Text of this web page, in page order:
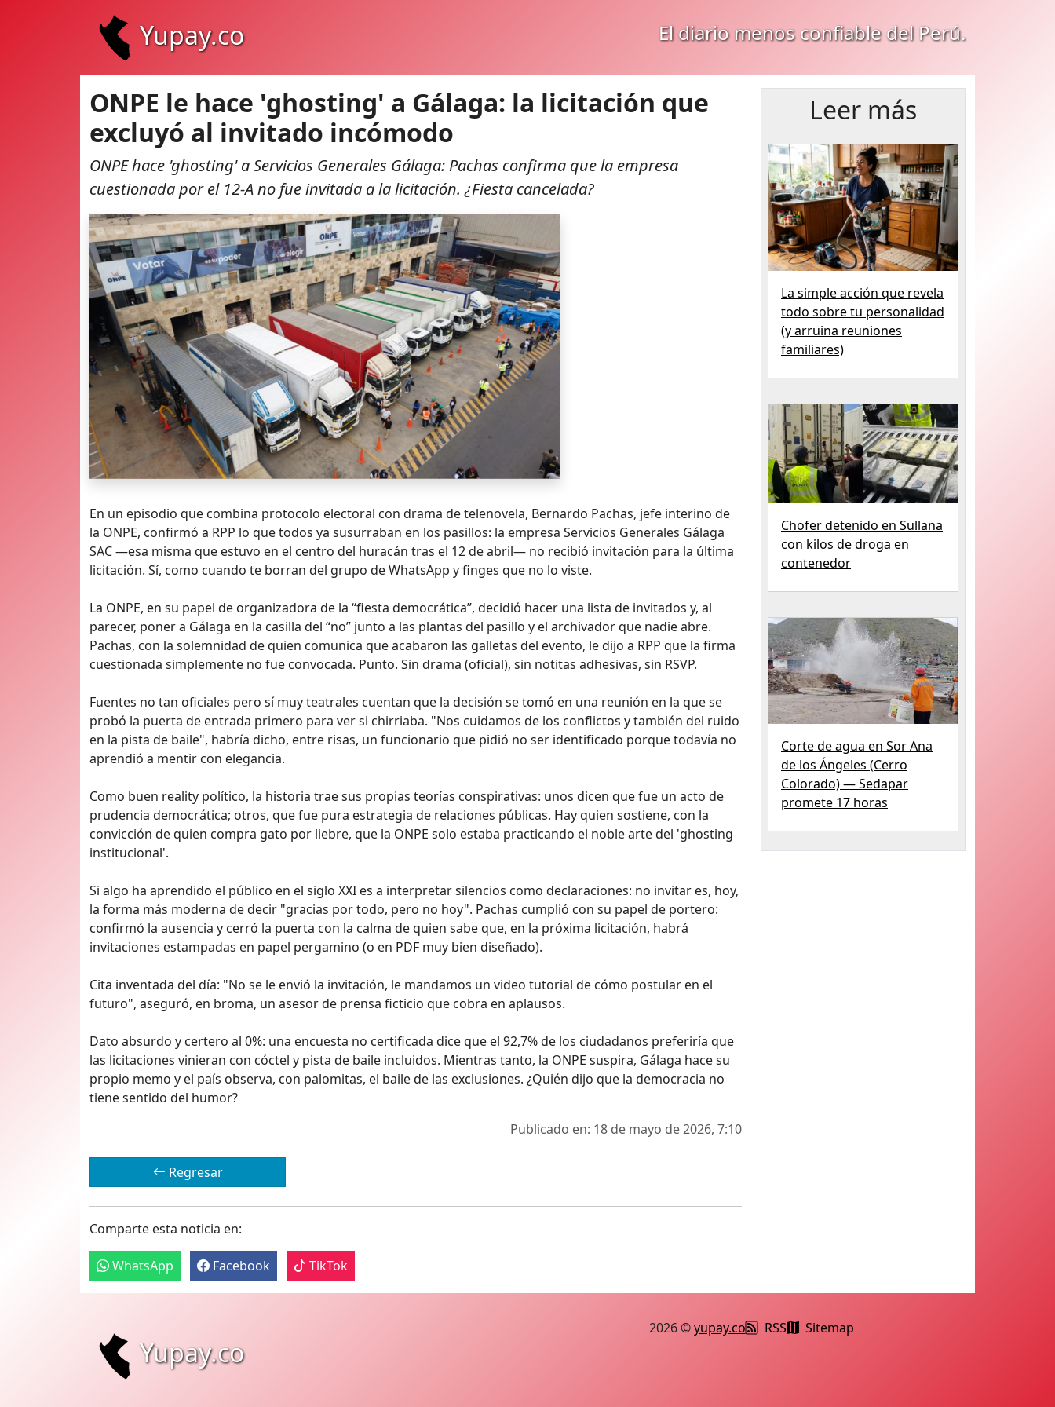
Yupay.co El diario menos confiable del Perú.
ONPE le hace 'ghosting' a Gálaga: la licitación que
excluyó al invitado incómodo
ONPE hace 'ghosting' a Servicios Generales Gálaga: Pachas confirma que la empresa
cuestionada por el 12-A no fue invitada a la licitación. ¿Fiesta cancelada?
En un episodio que combina protocolo electoral con drama de telenovela, Bernardo Pachas, jefe interino de
la ONPE, confirmó a RPP lo que todos ya susurraban en los pasillos: la empresa Servicios Generales Gálaga
SAC —esa misma que estuvo en el centro del huracán tras el 12 de abril— no recibió invitación para la última
licitación. Sí, como cuando te borran del grupo de WhatsApp y finges que no lo viste.
La ONPE, en su papel de organizadora de la “fiesta democrática”, decidió hacer una lista de invitados y, al
parecer, poner a Gálaga en la casilla del “no” junto a las plantas del pasillo y el archivador que nadie abre.
Pachas, con la solemnidad de quien comunica que acabaron las galletas del evento, le dijo a RPP que la firma
cuestionada simplemente no fue convocada. Punto. Sin drama (oficial), sin notitas adhesivas, sin RSVP.
Fuentes no tan oficiales pero sí muy teatrales cuentan que la decisión se tomó en una reunión en la que se
probó la puerta de entrada primero para ver si chirriaba. "Nos cuidamos de los conflictos y también del ruido
en la pista de baile", habría dicho, entre risas, un funcionario que pidió no ser identificado porque todavía no
aprendió a mentir con elegancia.
Como buen reality político, la historia trae sus propias teorías conspirativas: unos dicen que fue un acto de
prudencia democrática; otros, que fue pura estrategia de relaciones públicas. Hay quien sostiene, con la
convicción de quien compra gato por liebre, que la ONPE solo estaba practicando el noble arte del 'ghosting
institucional'.
Si algo ha aprendido el público en el siglo XXI es a interpretar silencios como declaraciones: no invitar es, hoy,
la forma más moderna de decir "gracias por todo, pero no hoy". Pachas cumplió con su papel de portero:
confirmó la ausencia y cerró la puerta con la calma de quien sabe que, en la próxima licitación, habrá
invitaciones estampadas en papel pergamino (o en PDF muy bien diseñado).
Cita inventada del día: "No se le envió la invitación, le mandamos un video tutorial de cómo postular en el
futuro", aseguró, en broma, un asesor de prensa ficticio que cobra en aplausos.
Dato absurdo y certero al 0%: una encuesta no certificada dice que el 92,7% de los ciudadanos preferiría que
las licitaciones vinieran con cóctel y pista de baile incluidos. Mientras tanto, la ONPE suspira, Gálaga hace su
propio memo y el país observa, con palomitas, el baile de las exclusiones. ¿Quién dijo que la democracia no
tiene sentido del humor?
Publicado en: 18 de mayo de 2026, 7:10
Regresar
Comparte esta noticia en:
WhatsApp Facebook TikTok
Leer más
La simple acción que revela
todo sobre tu personalidad
(y arruina reuniones
familiares)
Chofer detenido en Sullana
con kilos de droga en
contenedor
Corte de agua en Sor Ana
de los Ángeles (Cerro
Colorado) — Sedapar
promete 17 horas
Yupay.co
2026 ©yupay.co RSS Sitemap